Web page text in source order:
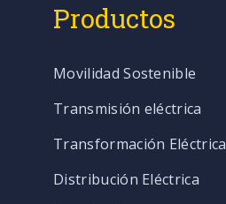
Productos
Movilidad Sostenible
Transmisión eléctrica
Transformación Eléctrica
Distribución Eléctrica